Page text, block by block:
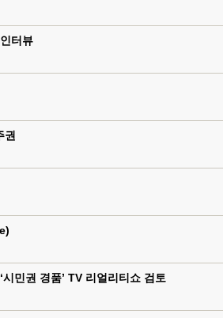
터뷰
권
민권 경품’ TV 리얼리티쇼 검토